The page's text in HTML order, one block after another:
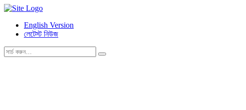
English Version
লেটেস্ট নিউজ